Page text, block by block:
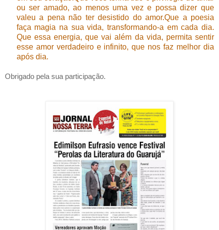
ou ser amado, ao menos uma vez e possa dizer que
valeu a pena não ter desistido do amor.Que a poesia
faça magia na sua vida, transformando-a em cada dia.
Que essa energia, que vai além da vida, permita sentir
esse amor verdadeiro e infinito, que nos faz melhor dia
após dia.
Obrigado pela sua participação.